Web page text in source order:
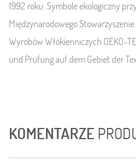
1992 roku. Symbole ekologiczny
Międzynarodowego
Wyrobów Włókienniczych OEKO-
und Prüfung auf dem Gebiet der
KOMENTARZE